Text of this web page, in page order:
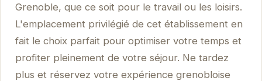
Grenoble, que ce soit pour le travail ou les loisirs.
L'emplacement privilégié de cet établissement en
fait le choix parfait pour optimiser votre temps et
profiter pleinement de votre séjour. Ne tardez
plus et réservez votre expérience grenobloise